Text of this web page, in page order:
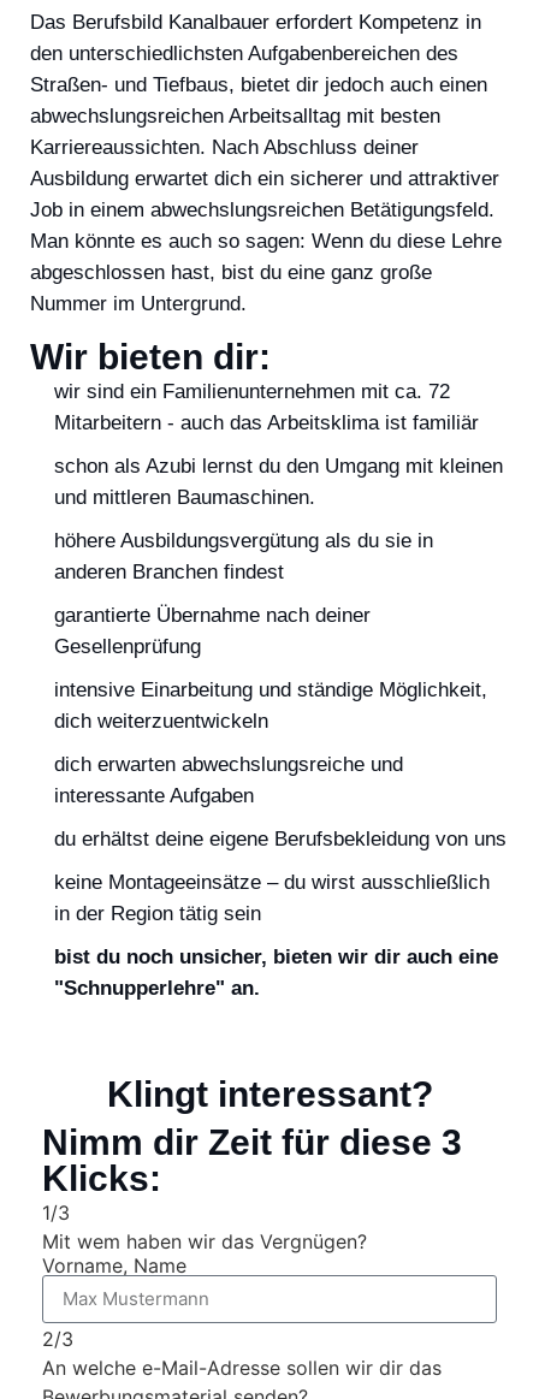
Das Berufsbild Kanalbauer erfordert Kompetenz in
den unterschiedlichsten Aufgabenbereichen des
Straßen- und Tiefbaus, bietet dir jedoch auch einen
abwechslungsreichen Arbeitsalltag mit besten
Karriereaussichten. Nach Abschluss deiner
Ausbildung erwartet dich ein sicherer und attraktiver
Job in einem abwechslungsreichen Betätigungsfeld.
Man könnte es auch so sagen: Wenn du diese Lehre
abgeschlossen hast, bist du eine ganz große
Nummer im Untergrund.
Wir bieten dir:
wir sind ein Familienunternehmen mit ca. 72
Mitarbeitern - auch das Arbeitsklima ist familiär
schon als Azubi lernst du den Umgang mit kleinen
und mittleren Baumaschinen.
höhere Ausbildungsvergütung als du sie in
anderen Branchen findest
garantierte Übernahme nach deiner
Gesellenprüfung
intensive Einarbeitung und ständige Möglichkeit,
dich weiterzuentwickeln
dich erwarten abwechslungsreiche und
interessante Aufgaben
du erhältst deine eigene Berufsbekleidung von uns
keine Montageeinsätze – du wirst ausschließlich
in der Region tätig sein
bist du noch unsicher, bieten wir dir auch eine
"Schnupperlehre" an.
Klingt interessant?
Nimm dir Zeit für diese 3
Klicks:
1/3
Mit wem haben wir das Vergnügen?
Vorname, Name
2/3
An welche e-Mail-Adresse sollen wir dir das